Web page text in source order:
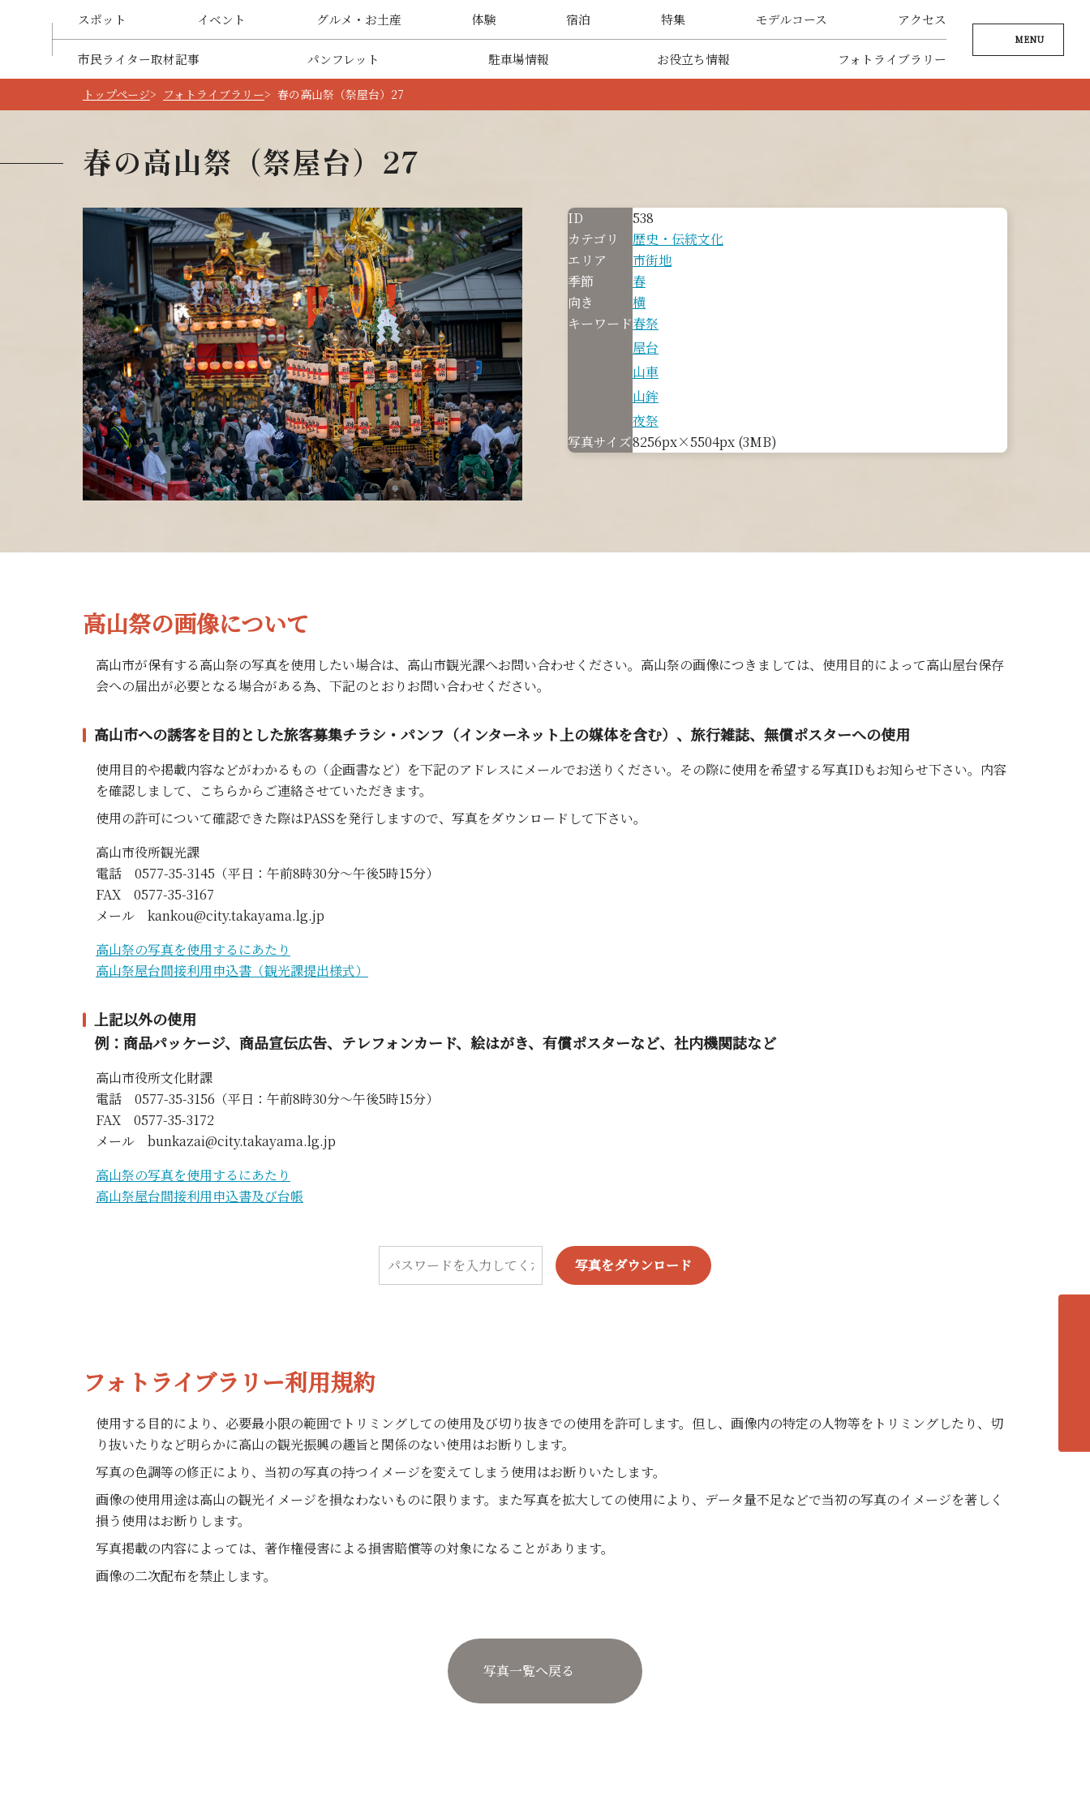
スポット イベント グルメ・お土産 体験 宿泊 特集 モデルコース アクセス
市民ライター取材記事 パンフレット 駐車場情報 お役立ち情報 フォトライブラリー
MENU
トップページ フォトライブラリー 春の高山祭（祭屋台）27
春の高山祭（祭屋台）27
ID
538
カテゴリ
歴史・伝統文化
エリア
市街地
季節
春
向き
横
キーワード春祭
屋台
山車
山鉾
夜祭
写真サイズ8256px×5504px (3MB)
高山祭の画像について
高山市が保有する高山祭の写真を使用したい場合は、高山市観光課へお問い合わせください。高山祭の画像につきましては、使用目的によって高山屋台保存
会への届出が必要となる場合がある為、下記のとおりお問い合わせください。
高山市への誘客を目的とした旅客募集チラシ・パンフ（インターネット上の媒体を含む）、旅行雑誌、無償ポスターへの使用
使用目的や掲載内容などがわかるもの（企画書など）を下記のアドレスにメールでお送りください。その際に使用を希望する写真IDもお知らせ下さい。内容
を確認しまして、こちらからご連絡させていただきます。
使用の許可について確認できた際はPASSを発行しますので、写真をダウンロードして下さい。
高山市役所観光課
電話 0577-35-3145（平日：午前8時30分～午後5時15分）
FAX 0577-35-3167
メール kankou@city.takayama.lg.jp
高山祭の写真を使用するにあたり
高山祭屋台間接利用申込書（観光課提出様式）
上記以外の使用
例：商品パッケージ、商品宣伝広告、テレフォンカード、絵はがき、有償ポスターなど、社内機関誌など
高山市役所文化財課
電話 0577-35-3156（平日：午前8時30分～午後5時15分）
FAX 0577-35-3172
メール bunkazai@city.takayama.lg.jp
高山祭の写真を使用するにあたり
高山祭屋台間接利用申込書及び台帳
写真をダウンロード
フォトライブラリー利用規約
使用する目的により、必要最小限の範囲でトリミングしての使用及び切り抜きでの使用を許可します。但し、画像内の特定の人物等をトリミングしたり、切
り抜いたりなど明らかに高山の観光振興の趣旨と関係のない使用はお断りします。
写真の色調等の修正により、当初の写真の持つイメージを変えてしまう使用はお断りいたします。
画像の使用用途は高山の観光イメージを損なわないものに限ります。また写真を拡大しての使用により、データ量不足などで当初の写真のイメージを著しく
損う使用はお断りします。
写真掲載の内容によっては、著作権侵害による損害賠償等の対象になることがあります。
画像の二次配布を禁止します。
写真一覧へ戻る